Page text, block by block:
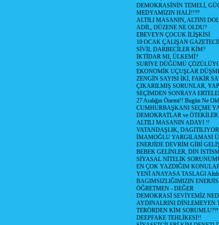
DEMOKRASİNİN TEMELİ,
MEDYAMIZIN HALİ!!??
ALTILI MASANIN, ALTINI
ADİL, DÜZENE NE OLDU?
EBEVEYN ÇOCUK İLİŞKİSİ
10 OCAK ÇALIŞAN
SİVİL DARBECİLER KİM?
İKTİDAR MI, ÜLKEMİ?
SURİYE DÜĞÜMÜ
EKONOMİK UÇUŞLAR
ZENGİN SAYISI İKİ, FAKİR
ÇIKARILMIŞ SORUNLAR,
SEÇİMDEN SONRAYA
27 Aralığın Önemi!! Bugün Ne
CUMHURBAŞKANI SEÇME
DEMOKRATLAR ve ÖTEKİLER
ALTILI MASANIN ADAYI !!
VATANDAŞLIK,
İMAMOĞLU YARGILAMASI
ENERJİDE DEVRİM GİBİ
BEBEK GELİNLER, DİN
SİYASAL NİTELİK
EN ÇOK YAZDIĞIM
YENİ ANAYASA TASLAGI Altılı
BAGIMSIZLIĞIMIZIN
ÖĞRETMEN - DEĞER
DEMOKRASİ SEVİYEMİZ
AYDINALRINI DİNLEMEYEN
TERÖRDEN KİM
DEEPFAKE TEHLİKESİ!!